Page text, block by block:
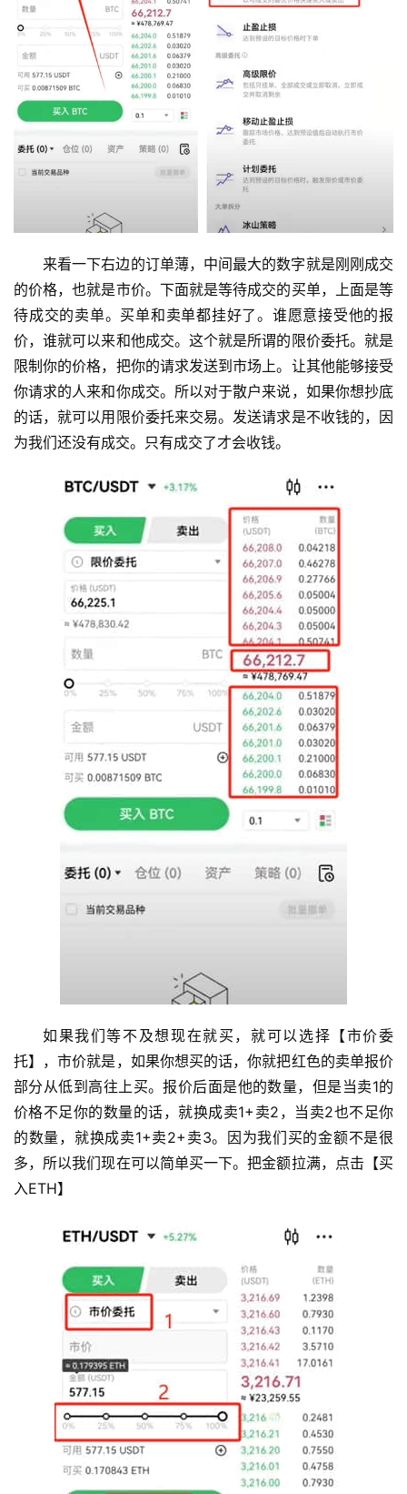
来看一下右边的订单薄，中间最大的数字就是刚刚成交
的价格，也就是市价。下面就是等待成交的买单，上面是等
待成交的卖单。买单和卖单都挂好了。谁愿意接受他的报
价，谁就可以来和他成交。这个就是所谓的限价委托。就是
限制你的价格，把你的请求发送到市场上。让其他能够接受
你请求的人来和你成交。所以对于散户来说，如果你想抄底
的话，就可以用限价委托来交易。发送请求是不收钱的，因
为我们还没有成交。只有成交了才会收钱。
如果我们等不及想现在就买，就可以选择【市价委
托】，市价就是，如果你想买的话，你就把红色的卖单报价
部分从低到高往上买。报价后面是他的数量，但是当卖1的
价格不足你的数量的话，就换成卖1+卖2，当卖2也不足你
的数量，就换成卖1+卖2+卖3。因为我们买的金额不是很
多，所以我们现在可以简单买一下。把金额拉满，点击【买
入ETH】